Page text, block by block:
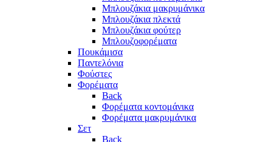
Μπλουζάκια μακρυμάνικα
Μπλουζάκια πλεκτά
Μπλουζάκια φούτερ
Μπλουζοφορέματα
Πουκάμισα
Παντελόνια
Φούστες
Φορέματα
Back
Φορέματα κοντομάνικα
Φορέματα μακρυμάνικα
Σετ
Back